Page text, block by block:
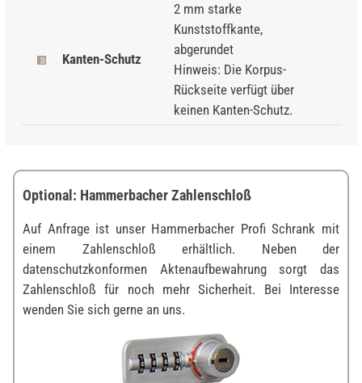
Kanten-Schutz
2 mm starke
Kunststoffkante,
abgerundet
Hinweis: Die Korpus-
Rückseite verfügt über
keinen Kanten-Schutz.
Optional: Hammerbacher Zahlenschloß
Auf Anfrage ist unser Hammerbacher Profi Schrank mit
einem Zahlenschloß erhältlich. Neben der
datenschutzkonformen Aktenaufbewahrung sorgt das
Zahlenschloß für noch mehr Sicherheit. Bei Interesse
wenden Sie sich gerne an uns.